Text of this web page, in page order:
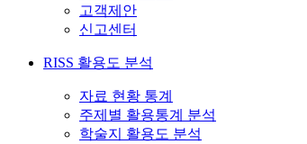
고객제안
신고센터
RISS 활용도 분석
자료 현황 통계
주제별 활용통계 분석
학술지 활용도 분석